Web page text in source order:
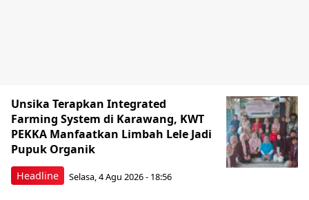
Headline
Unsika Terapkan Integrated
Farming System di Karawang, KWT
PEKKA Manfaatkan Limbah Lele Jadi
Pupuk Organik
Selasa, 4 Agu 2026 - 18:56